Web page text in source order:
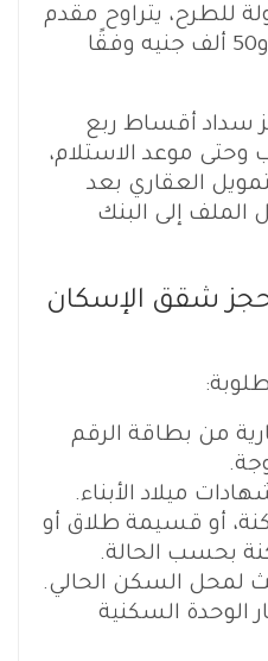
للطرح، يتراوح مقدم
جدية الحجز بين 25 ألفًا و50 ألف جنيه وفقًا
سداد أقساط ربع
موعد الاستلام،
العقاري بعد
إلى البنك
شقق الإسكان
من بطاقة الرقم
ميلاد الأبناء.
أو قسيمة طلاق أو
بحسب الحالة.
لمحل السكن الحالي.
الوحدة السكنية